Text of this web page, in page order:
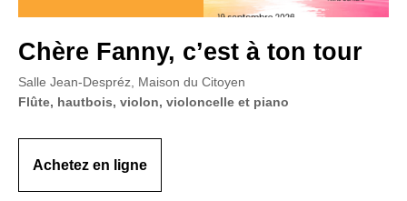
Chère Fanny, c’est à ton tour
Salle Jean-Despréz, Maison du Citoyen
Flûte, hautbois, violon, violoncelle et piano
Achetez en ligne